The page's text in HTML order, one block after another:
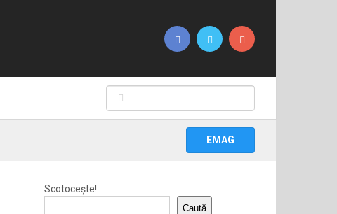
EMAG
Scotocește!
Caută